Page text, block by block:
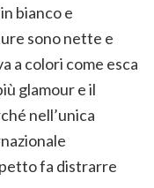
bianco e
sono nette e
a colori come esca
glamour e il
nell’unica
fa distrarre